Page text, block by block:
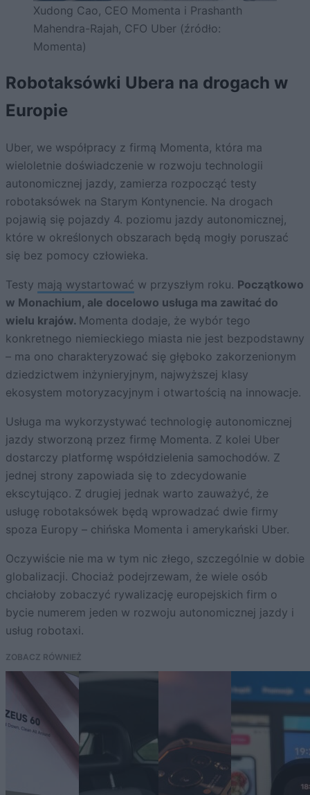
Xudong Cao, CEO Momenta i Prashanth
Mahendra-Rajah, CFO Uber (źródło:
Momenta)
Robotaksówki Ubera na drogach w
Europie
Uber, we współpracy z firmą Momenta, która ma
wieloletnie doświadczenie w rozwoju technologii
autonomicznej jazdy, zamierza rozpocząć testy
robotaksówek na Starym Kontynencie. Na drogach
pojawią się pojazdy 4. poziomu jazdy autonomicznej,
które w określonych obszarach będą mogły poruszać
się bez pomocy człowieka.
Testy mają wystartować w przyszłym roku. Początkowo
w Monachium, ale docelowo usługa ma zawitać do
wielu krajów. Momenta dodaje, że wybór tego
konkretnego niemieckiego miasta nie jest bezpodstawny
– ma ono charakteryzować się głęboko zakorzenionym
dziedzictwem inżynieryjnym, najwyższej klasy
ekosystem motoryzacyjnym i otwartością na innowacje.
Usługa ma wykorzystywać technologię autonomicznej
jazdy stworzoną przez firmę Momenta. Z kolei Uber
dostarczy platformę współdzielenia samochodów. Z
jednej strony zapowiada się to zdecydowanie
ekscytująco. Z drugiej jednak warto zauważyć, że
usługę robotaksówek będą wprowadzać dwie firmy
spoza Europy – chińska Momenta i amerykański Uber.
Oczywiście nie ma w tym nic złego, szczególnie w dobie
globalizacji. Chociaż podejrzewam, że wiele osób
chciałoby zobaczyć rywalizację europejskich firm o
bycie numerem jeden w rozwoju autonomicznej jazdy i
usług robotaxi.
ZOBACZ RÓWNIEŻ